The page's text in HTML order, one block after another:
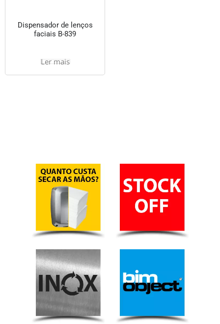
Dispensador de lenços
faciais B-839
Ler mais